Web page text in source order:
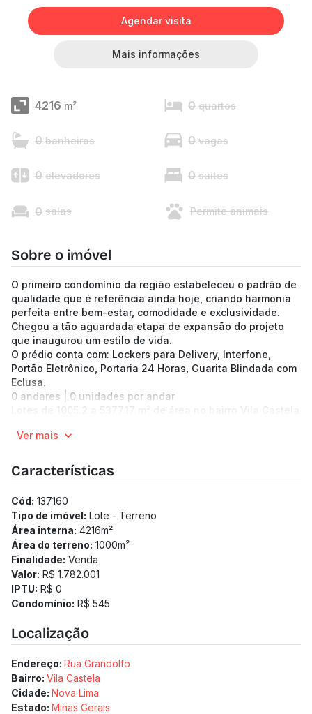
Agendar visita
Mais informações
4216 m² 0 quartos
0 banheiros 0 vagas
0 elevadores 0 suítes
0 salas Permite animais
Sobre o imóvel
O primeiro condomínio da região estabeleceu o padrão de
qualidade que é referência ainda hoje, criando harmonia
perfeita entre bem-estar, comodidade e exclusividade.
Chegou a tão aguardada etapa de expansão do projeto
que inaugurou um estilo de vida.
O prédio conta com: Lockers para Delivery, Interfone,
Portão Eletrônico, Portaria 24 Horas, Guarita Blindada com
Eclusa.
0 andares | 0 unidades por andar
Lotes de 1005.2 a 5377.17 m² de área no bairro Vila Castela
Medidor de água individualizado
Ver mais
Características
Cód: 137160
Tipo de imóvel: Lote - Terreno
Área interna: 4216m²
Área do terreno: 1000m²
Finalidade: Venda
Valor: R$ 1.782.001
IPTU: R$ 0
Condomínio: R$ 545
Localização
Endereço: Rua Grandolfo
Bairro: Vila Castela
Cidade: Nova Lima
Estado: Minas Gerais